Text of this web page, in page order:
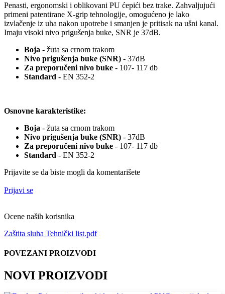
Penasti, ergonomski i oblikovani PU ćepići bez trake. Zahvaljujući
primeni patentirane X-grip tehnologije, omogućeno je lako
izvlačenje iz uha nakon upotrebe i smanjen je pritisak na ušni kanal.
Imaju visoki nivo prigušenja buke, SNR je 37dB.
Boja - žuta sa crnom trakom
Nivo prigušenja buke (SNR) - 37dB
Za preporučeni nivo buke - 107- 117 db
Standard - EN 352-2
Osnovne karakteristike:
Boja - žuta sa crnom trakom
Nivo prigušenja buke (SNR) - 37dB
Za preporučeni nivo buke - 107- 117 db
Standard - EN 352-2
Prijavite se da biste mogli da komentarišete
Prijavi se
Ocene naših korisnika
Zaštita sluha Tehnički list.pdf
POVEZANI PROIZVODI
NOVI PROIZVODI